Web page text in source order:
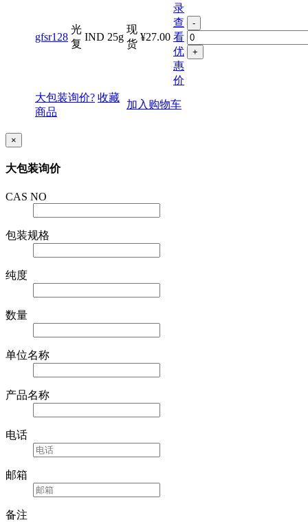
gfsr128
光
复
IND 25g
现
货
¥27.00
录
查
看
优
惠
价
-
+
大包装询价? 收藏
商品
加入购物车
×
大包装询价
CAS NO
包装规格
纯度
数量
单位名称
产品名称
电话
邮箱
备注